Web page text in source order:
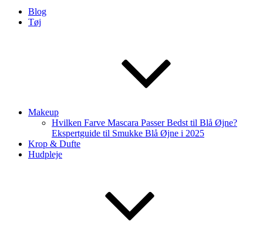
Blog
Tøj
Makeup
Hvilken Farve Mascara Passer Bedst til Blå Øjne?
Ekspertguide til Smukke Blå Øjne i 2025
Krop & Dufte
Hudpleje